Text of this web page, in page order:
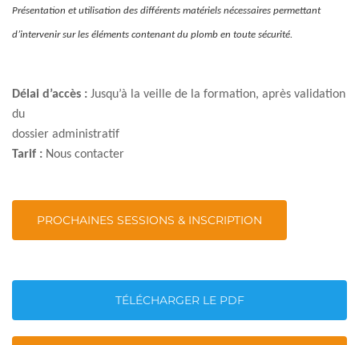
Présentation et utilisation des différents matériels nécessaires permettant
d’intervenir sur les éléments contenant du plomb en toute sécurité.
Délai d’accès : Jusqu’à la veille de la formation, après validation
du
dossier administratif
Tarif : Nous contacter
PROCHAINES SESSIONS & INSCRIPTION
TÉLÉCHARGER LE PDF